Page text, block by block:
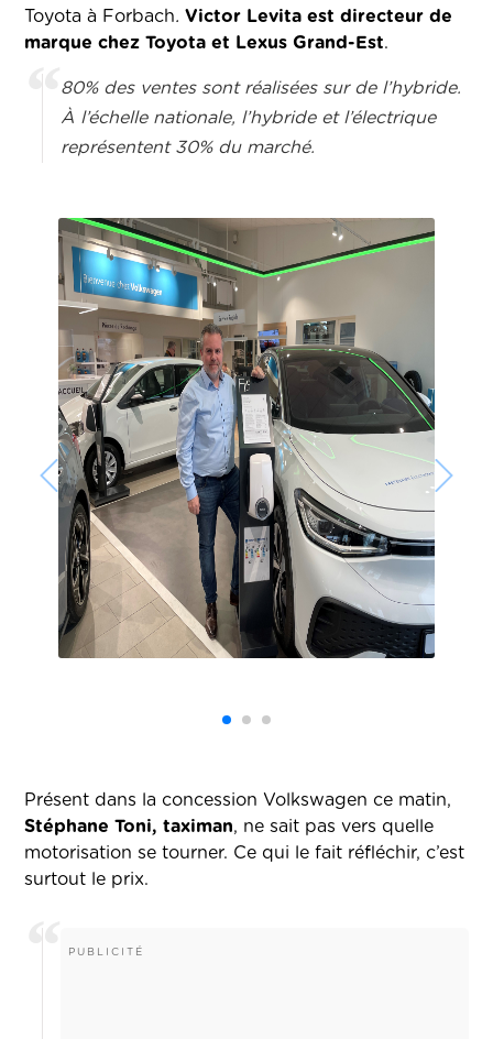
Toyota à Forbach.Victor Levita est directeur de
marque chez Toyota et Lexus Grand-Est.
80% des ventes sont réalisées sur de l’hybride.
À l’échelle nationale, l’hybride et l’électrique
représentent 30% du marché.
Présent dans la concession Volkswagen ce matin,
Stéphane Toni, taximan, ne sait pas vers quelle
motorisation se tourner. Ce qui le fait réfléchir, c’est
surtout le prix.